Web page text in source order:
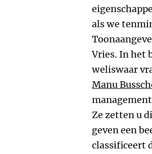
als we
Vries. In het
weliswaar
Manu
Ze zetten u
geven een
classificeert